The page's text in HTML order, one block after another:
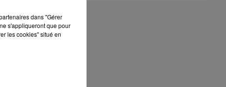
dans "Gérer
s'appliqueront que pour
les cookies" situé en